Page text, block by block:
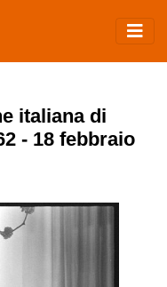
italiana di
- 18 febbraio